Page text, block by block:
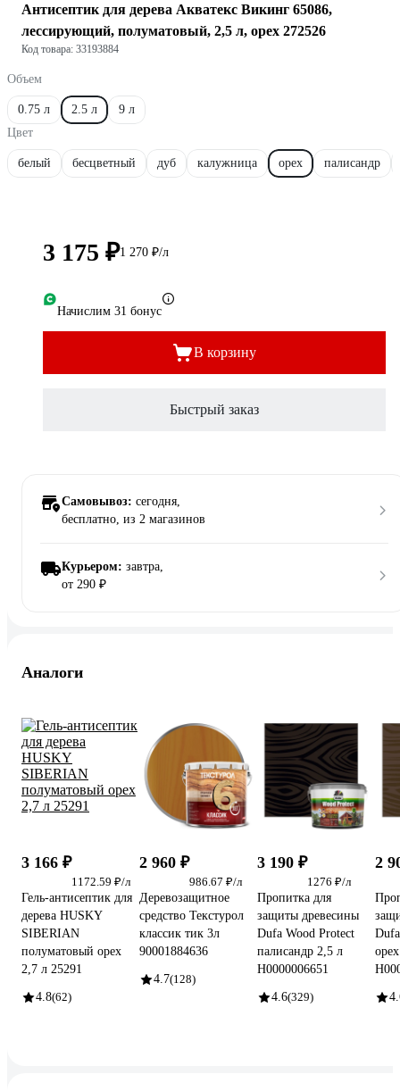
Антисептик для дерева Акватекс Викинг 65086,
лессирующий, полуматовый, 2,5 л, орех 272526
Код товара: 33193884
Объем
0.75 л 2.5 л
9 л
Цвет
белый бесцветный дуб калужница орех палисандр
3 175 ₽1 270 ₽/л
Начислим 31 бонус
В корзину
Быстрый заказ
Самовывоз: сегодня,
бесплатно, из 2 магазинов
Курьером: завтра,
от 290 ₽
Аналоги
3 166 ₽
1172.59 ₽/л
Гель-антисептик для
дерева HUSKY
SIBERIAN
полуматовый орех
2,7 л 25291
4.8(62)
2 960 ₽
986.67 ₽/л
Деревозащитное
средство Текстурол
классик тик 3л
90001884636
4.7(128)
3 190 ₽
1276 ₽/л
Пропитка для
защиты древесины
Dufa Wood Protect
палисандр 2,5 л
Н0000006651
4.6(329)
2